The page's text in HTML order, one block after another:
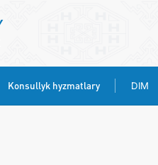
Konsullyk hyzmatlary DIM